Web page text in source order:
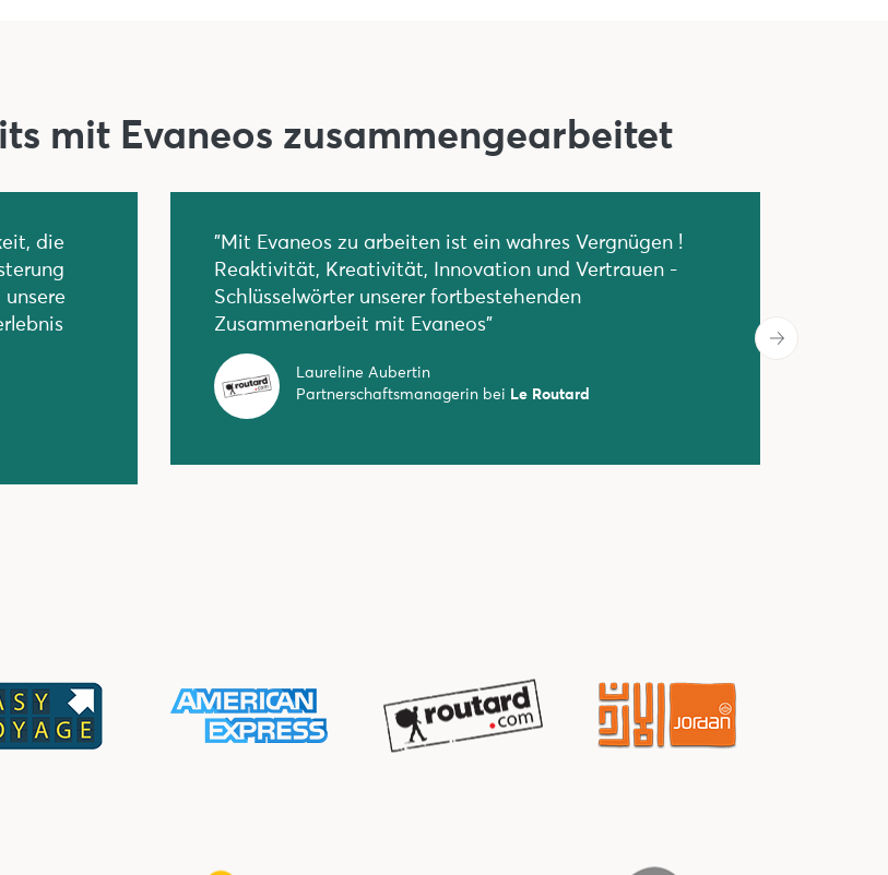
mit Evaneos zusammengearbeitet
die
"Mit Evaneos zu arbeiten ist ein wahres Vergnügen !
Reaktivität, Kreativität, Innovation und Vertrauen -
Schlüsselwörter unserer fortbestehenden
Zusammenarbeit mit Evaneos"
Laureline Aubertin
Partnerschaftsmanagerin bei Le Routard